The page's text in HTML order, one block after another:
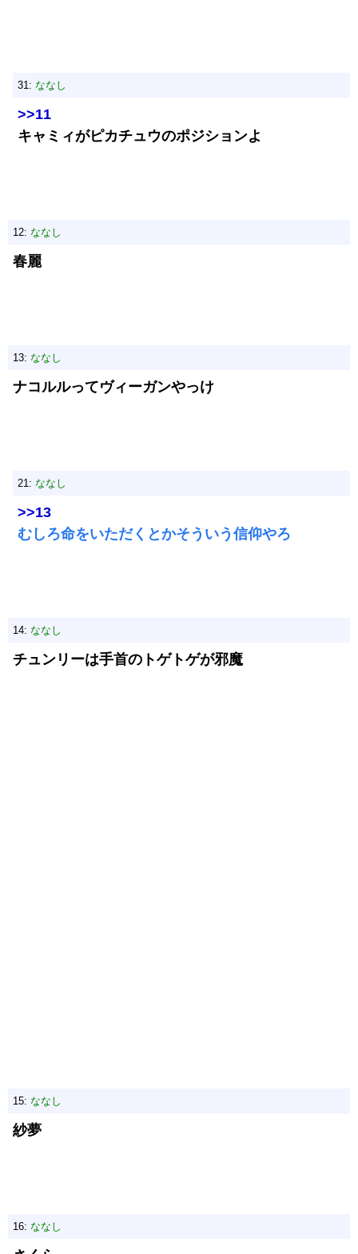
31: ななし
>>11
キャミィがピカチュウのポジションよ
12: ななし
春麗
13: ななし
ナコルルってヴィーガンやっけ
21: ななし
>>13
むしろ命をいただくとかそういう信仰やろ
14: ななし
チュンリーは手首のトゲトゲが邪魔
15: ななし
紗夢
16: ななし